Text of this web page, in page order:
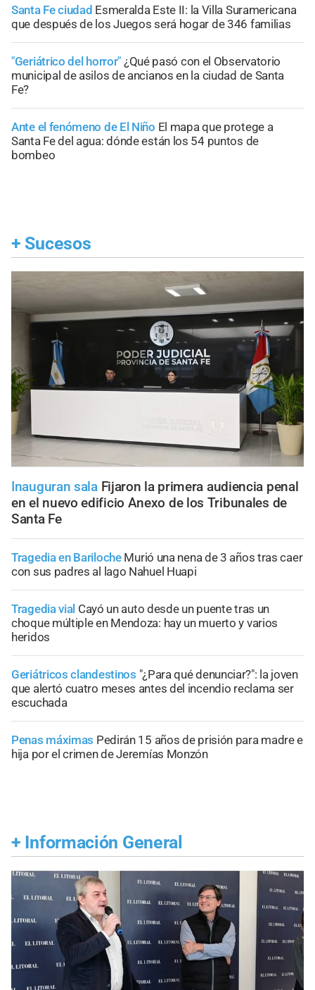
Santa Fe ciudad Esmeralda Este II: la Villa Suramericana
que después de los Juegos será hogar de 346 familias
"Geriátrico del horror" ¿Qué pasó con el Observatorio
municipal de asilos de ancianos en la ciudad de Santa
Fe?
Ante el fenómeno de El Niño El mapa que protege a
Santa Fe del agua: dónde están los 54 puntos de
bombeo
+ Sucesos
Inauguran sala Fijaron la primera audiencia penal
en el nuevo edificio Anexo de los Tribunales de
Santa Fe
Tragedia en Bariloche Murió una nena de 3 años tras caer
con sus padres al lago Nahuel Huapi
Tragedia vial Cayó un auto desde un puente tras un
choque múltiple en Mendoza: hay un muerto y varios
heridos
Geriátricos clandestinos "¿Para qué denunciar?": la joven
que alertó cuatro meses antes del incendio reclama ser
escuchada
Penas máximas Pedirán 15 años de prisión para madre e
hija por el crimen de Jeremías Monzón
+ Información General